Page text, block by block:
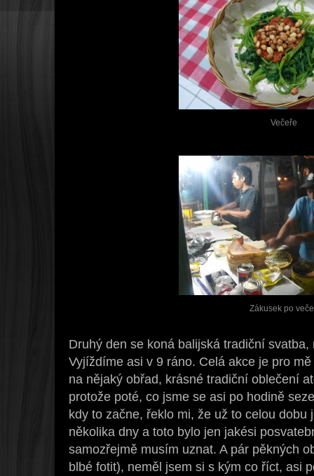
Večeře
Zákusek po
Druhý den se koná balijská tradiční
Vyjíždíme asi v 9 ráno. Celá akce je pro
na nějaký obřad, krásné tradiční oblečení
protože poté, co jsme se asi po hodině
kdy to začne, řeklo mi, že už to celou dobu
několika dny a toto bylo jen jakési
samozřejmě musím uznat. A pár pěkných
blbé fotit), neměl jsem si s kým co říct, asi